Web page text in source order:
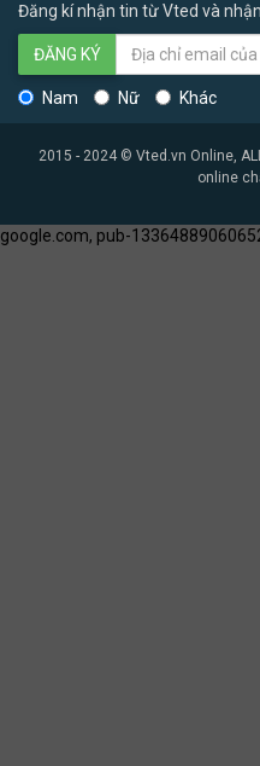
Đăng kí nhận tin từ Vted và
ĐĂNG KÝ
Nam Nữ Khác
2015 - 2024 © Vted.vn Online,
online
google.com, pub-